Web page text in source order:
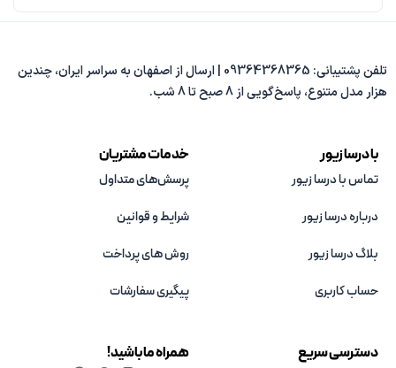
تلفن پشتیبانی: 09364368365 | ارسال از اصفهان به سراسر ایران، چندین
هزار مدل متنوع، پاسخ‌گویی از 8 صبح تا 8 شب.
با درسا زیور
تماس با درسا زیور
درباره درسا زیور
بلاگ درسا زیور
حساب کاربری
خدمات مشتریان
پرسش‌های متداول
شرایط و قوانین
روش های پرداخت
پیگیری سفارشات
دسترسی سریع همراه ما باشید!